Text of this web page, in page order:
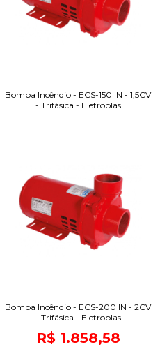
Bomba Incêndio - ECS-150 IN - 1,5CV
- Trifásica - Eletroplas
Bomba Incêndio - ECS-200 IN - 2CV
- Trifásica - Eletroplas
R$ 1.858,58